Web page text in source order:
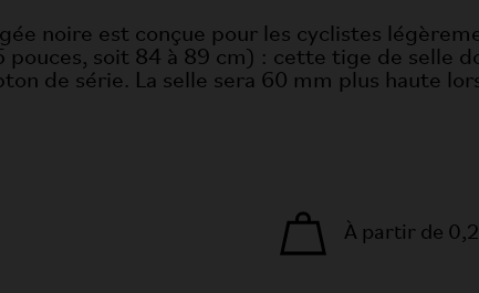
noire est conçue pour les cyclistes
pouces, soit 84 à 89 cm) : cette tige de selle
de série. La selle sera 60 mm plus haute
À partir de